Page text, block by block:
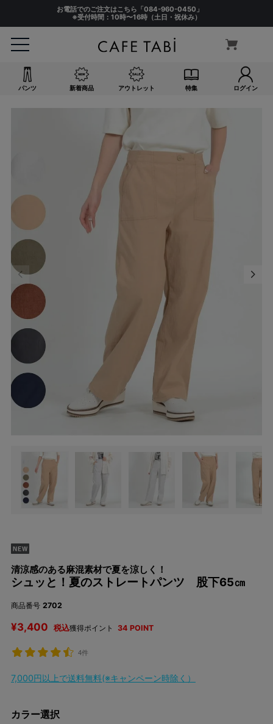
お電話でのご注文はこちら「084-960-0450 」
※受付時間：10時〜16時（土日・祝休み）
パンツ 新着商品 アウトレット 特集 ログイン
清涼感のある麻混素材で夏を涼しく！
シュッと！夏のストレートパンツ 股下65㎝
商品番号 2702
¥3,400 税込獲得ポイント 34 POINT
4件
7,000円以上で送料無料(※キャンペーン時除く）
カラー選択